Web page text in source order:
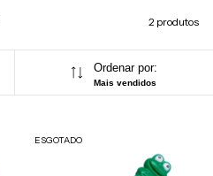
2 produtos
Ordenar por:
Mais vendidos
ESGOTADO